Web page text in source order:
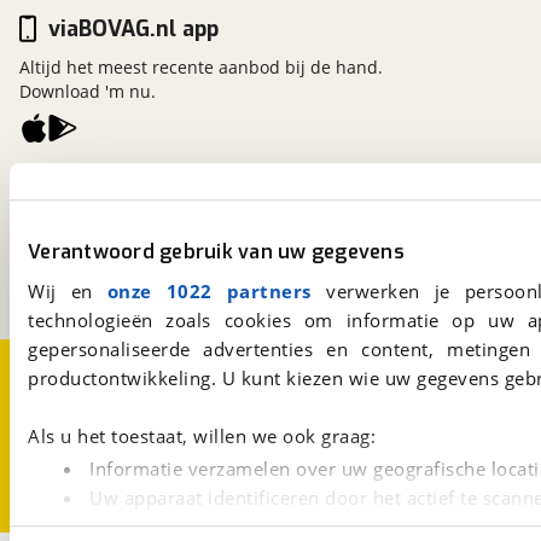
Verantwoord gebruik van uw gegevens
Wij en onze 1022 partners verwerken je
technologieën zoals cookies om informatie op
gepersonaliseerde advertenties en content,
productontwikkeling. U kunt kiezen wie uw gegevens
Als u het toestaat, willen we ook graag:
Informatie verzamelen over uw geografische
Uw apparaat identificeren door het actief te
Lees meer over hoe uw persoonlijke gegevens worden
3981 AJ
Bunnik
Een initiatief van
BOVAG
viaBOVAG.nl app
Altijd het meest recente aanbod bij de hand.
Download 'm nu.
Over viaBOVAG.nl Disclaimer- en Privacyverklaring
CookievoorkeurenVacatures